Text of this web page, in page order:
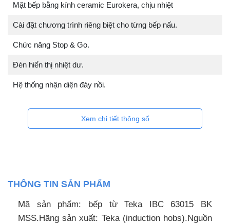
Mặt bếp bằng kính ceramic Eurokera, chịu nhiệt
Cài đặt chương trình riêng biệt cho từng bếp nấu.
Chức năng Stop & Go.
Đèn hiển thị nhiệt dư.
Hệ thống nhận diện đáy nồi.
Xem chi tiết thông số
THÔNG TIN SẢN PHẨM
Mã sản phẩm: bếp từ Teka IBC 63015 BK
MSS.Hãng sản xuất: Teka (induction hobs).Nguồn